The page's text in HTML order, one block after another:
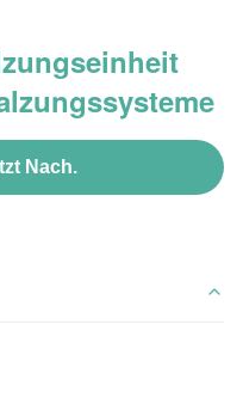
Nach.